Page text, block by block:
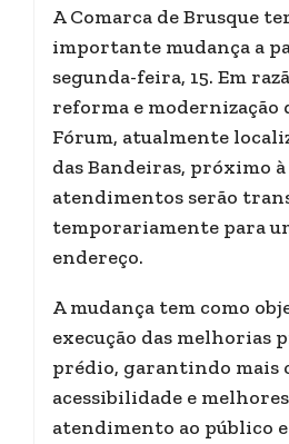
A Comarca de Brusque
importante mudança a
segunda-feira, 15. Em
reforma e modernização
Fórum, atualmente
das Bandeiras, próximo
atendimentos serão
temporariamente para
endereço.
A mudança tem como
execução das melhorias
prédio, garantindo mais
acessibilidade e
atendimento ao público